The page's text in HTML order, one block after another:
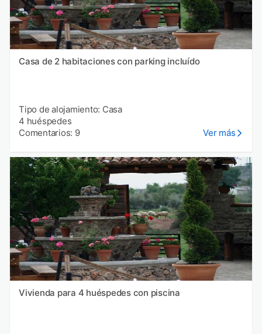
Casa de 2 habitaciones con parking incluído
Tipo de alojamiento: Casa
4 huéspedes
Comentarios: 9
Ver más
Vivienda para 4 huéspedes con piscina